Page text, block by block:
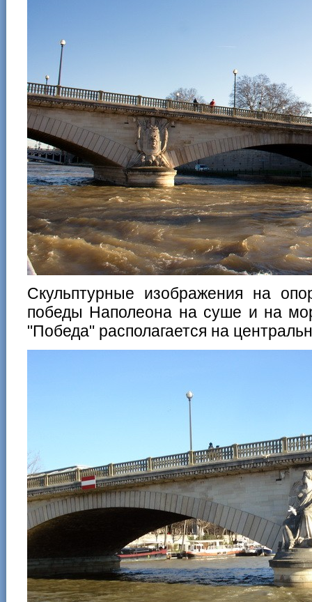
Скульптурные изображения на
победы Наполеона на суше и на
"Победа" располагается на